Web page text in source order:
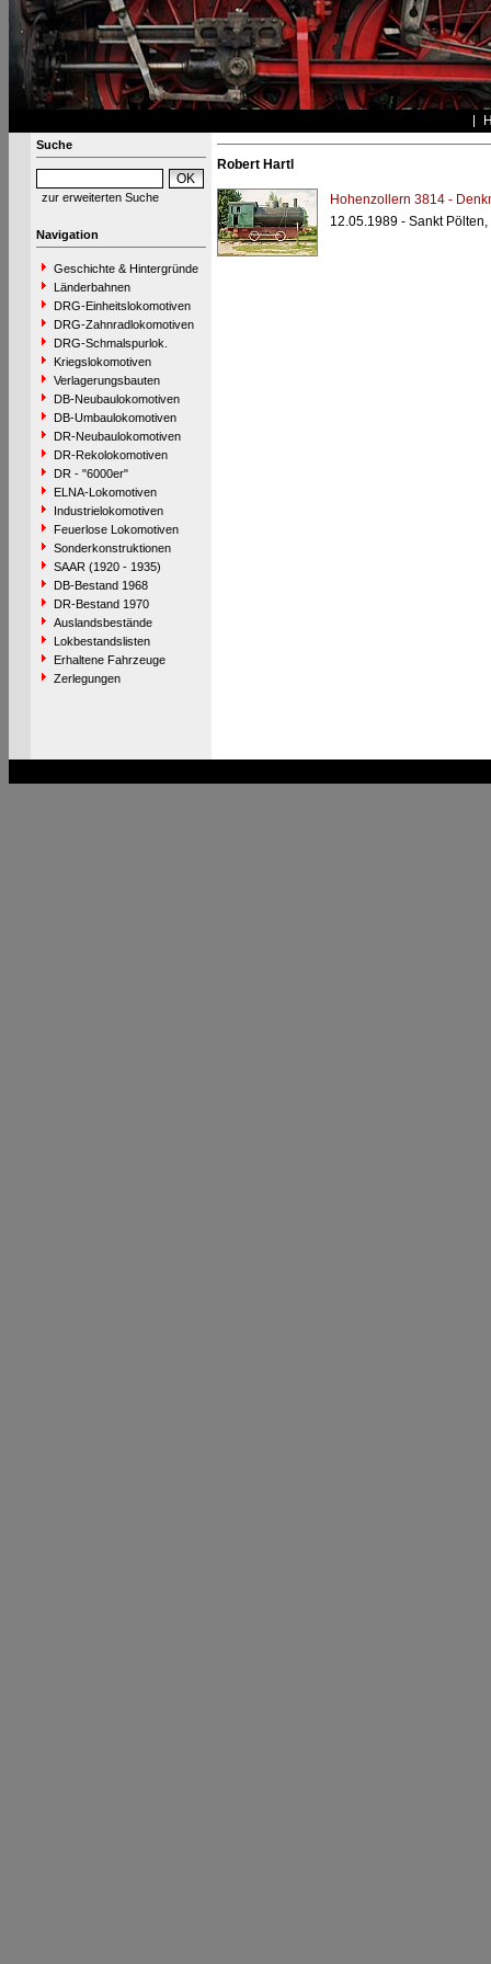
Suche
zur erweiterten Suche
Navigation
Geschichte & Hintergründe
Länderbahnen
DRG-Einheitslokomotiven
DRG-Zahnradlokomotiven
DRG-Schmalspurlok.
Kriegslokomotiven
Verlagerungsbauten
DB-Neubaulokomotiven
DB-Umbaulokomotiven
DR-Neubaulokomotiven
DR-Rekolokomotiven
DR - "6000er"
ELNA-Lokomotiven
Industrielokomotiven
Feuerlose Lokomotiven
Sonderkonstruktionen
SAAR (1920 - 1935)
DB-Bestand 1968
DR-Bestand 1970
Auslandsbestände
Lokbestandslisten
Erhaltene Fahrzeuge
Zerlegungen
Robert Hartl
Hohenzollern 3814 -
12.05.1989 - Sankt